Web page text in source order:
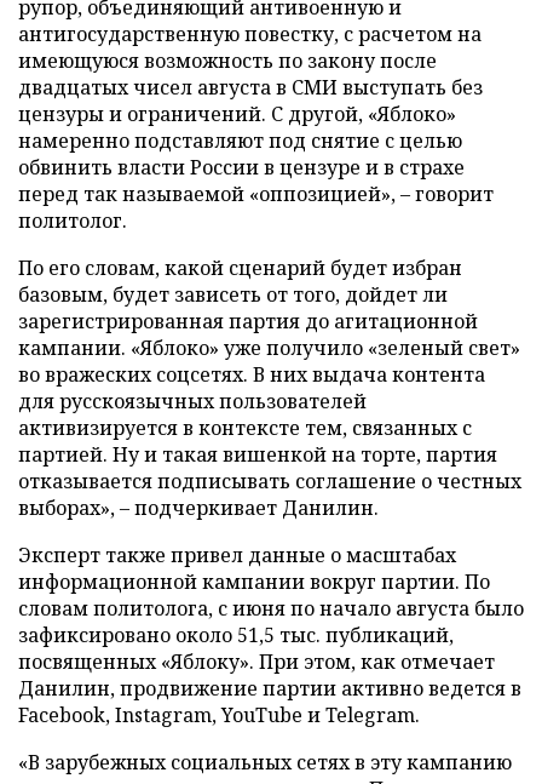
рупор, объединяющий антивоенную и
антигосударственную повестку, с расчетом на
имеющуюся возможность по закону после
двадцатых чисел августа в СМИ выступать без
цензуры и ограничений. С другой, «Яблоко»
намеренно подставляют под снятие с целью
обвинить власти России в цензуре и в страхе
перед так называемой «оппозицией», – говорит
политолог.
По его словам, какой сценарий будет избран
базовым, будет зависеть от того, дойдет ли
зарегистрированная партия до агитационной
кампании. «Яблоко» уже получило «зеленый свет»
во вражеских соцсетях. В них выдача контента
для русскоязычных пользователей
активизируется в контексте тем, связанных с
партией. Ну и такая вишенкой на торте, партия
отказывается подписывать соглашение о честных
выборах», – подчеркивает Данилин.
Эксперт также привел данные о масштабах
информационной кампании вокруг партии. По
словам политолога, с июня по начало августа было
зафиксировано около 51,5 тыс. публикаций,
посвященных «Яблоку». При этом, как отмечает
Данилин, продвижение партии активно ведется в
Facebook, Instagram, YouTube и Telegram.
«В зарубежных социальных сетях в эту кампанию